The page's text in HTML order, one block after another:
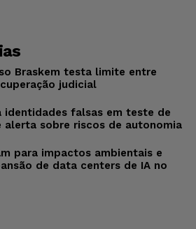
Braskem testa limite entre
judicial
identidades falsas em teste de
alerta sobre riscos de autonomia
para impactos ambientais e
de data centers de IA no